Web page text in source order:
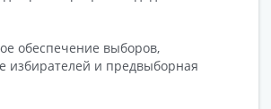
обеспечение выборов,
избирателей и предвыборная